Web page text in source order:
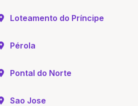
Loteamento do Príncipe
Pérola
Pontal do Norte
Sao Jose